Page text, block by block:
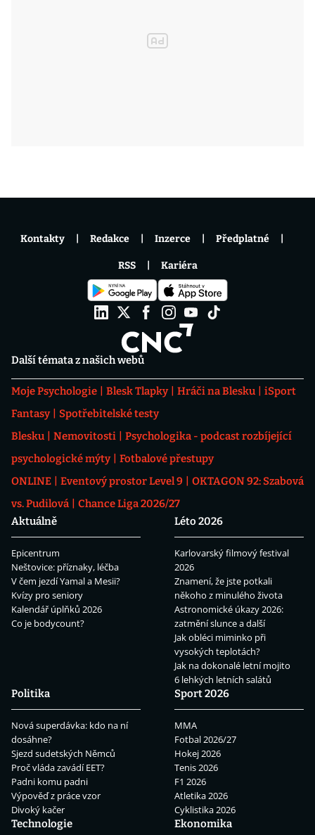
Další témata z našich webů
Moje Psychologie Blesk Tlapky Hráči na Blesku
iSport
Fantasy
Spotřebitelské testy
Blesku
Nemovitosti
Psychologika - podcast rozbíjející
psychologické mýty
Fotbalové přestupy
ONLINE
Eventový prostor Level 9
OKTAGON 92: Szabová
vs. Pudilová
Chance Liga 2026/27
Aktuálně
Epicentrum
Neštovice: příznaky, léčba
V čem jezdí Yamal a Mesii?
Kvízy pro seniory
Kalendář úplňků 2026
Co je bodycount?
Léto 2026
Karlovarský filmový festival
2026
Znamení, že jste potkali
někoho z minulého života
Astronomické úkazy 2026:
zatmění slunce a další
Jak obléci miminko při
vysokých teplotách?
Jak na dokonalé letní mojito
6 lehkých letních salátů
Politika
Nová superdávka: kdo na ní
dosáhne?
Sjezd sudetských Němců
Proč vláda zavádí EET?
Padni komu padni
Výpověď z práce vzor
Divoký kačer
Sport 2026
MMA
Fotbal 2026/27
Hokej 2026
Tenis 2026
F1 2026
Atletika 2026
Cyklistika 2026
Technologie
Ekonomika
Kontakty Redakce Inzerce Předplatné
RSS Kariéra